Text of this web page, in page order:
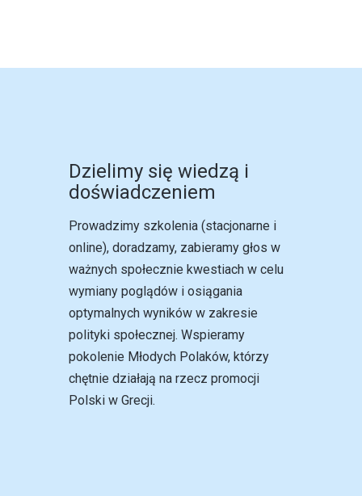
Dzielimy się wiedzą i
doświadczeniem
Prowadzimy szkolenia (stacjonarne i
online), doradzamy, zabieramy głos w
ważnych społecznie kwestiach w celu
wymiany poglądów i osiągania
optymalnych wyników w zakresie
polityki społecznej. Wspieramy
pokolenie Młodych Polaków, którzy
chętnie działają na rzecz promocji
Polski w Grecji.